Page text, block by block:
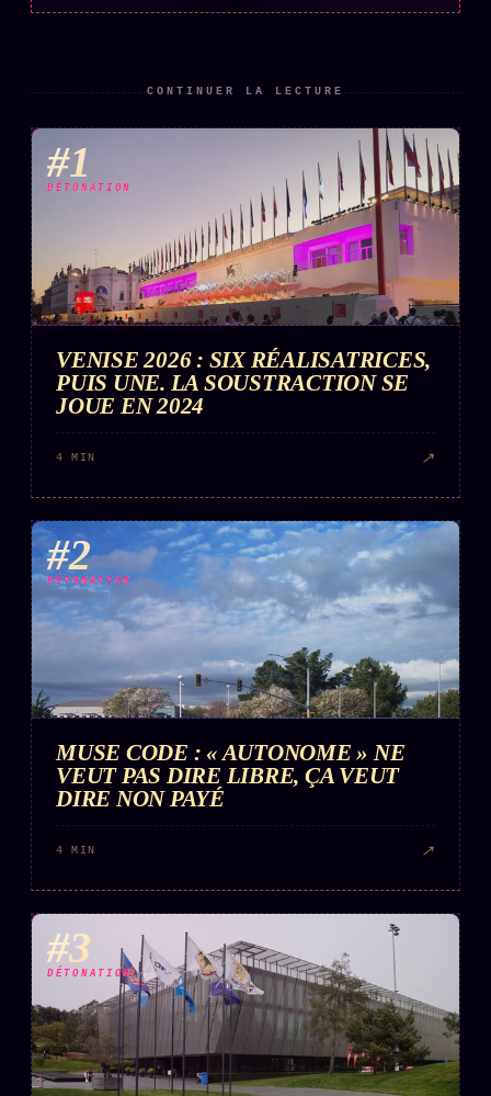
CONTINUER LA LECTURE
#1
DÉTONATION
VENISE 2026 : SIX RÉALISATRICES,
PUIS UNE. LA SOUSTRACTION SE
JOUE EN 2024
4 MIN ↗
#2
DÉTONATION
MUSE CODE : « AUTONOME » NE
VEUT PAS DIRE LIBRE, ÇA VEUT
DIRE NON PAYÉ
4 MIN ↗
#3
DÉTONATION